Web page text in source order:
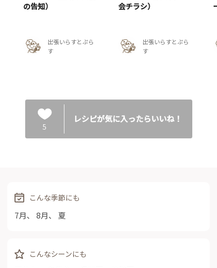
の告知）
出張いらすとぷら
す
会チラシ）
出張いらすとぷら
す
5
レシピが気に入ったらいいね！
こんな季節にも
7月、 8月、 夏
こんなシーンにも